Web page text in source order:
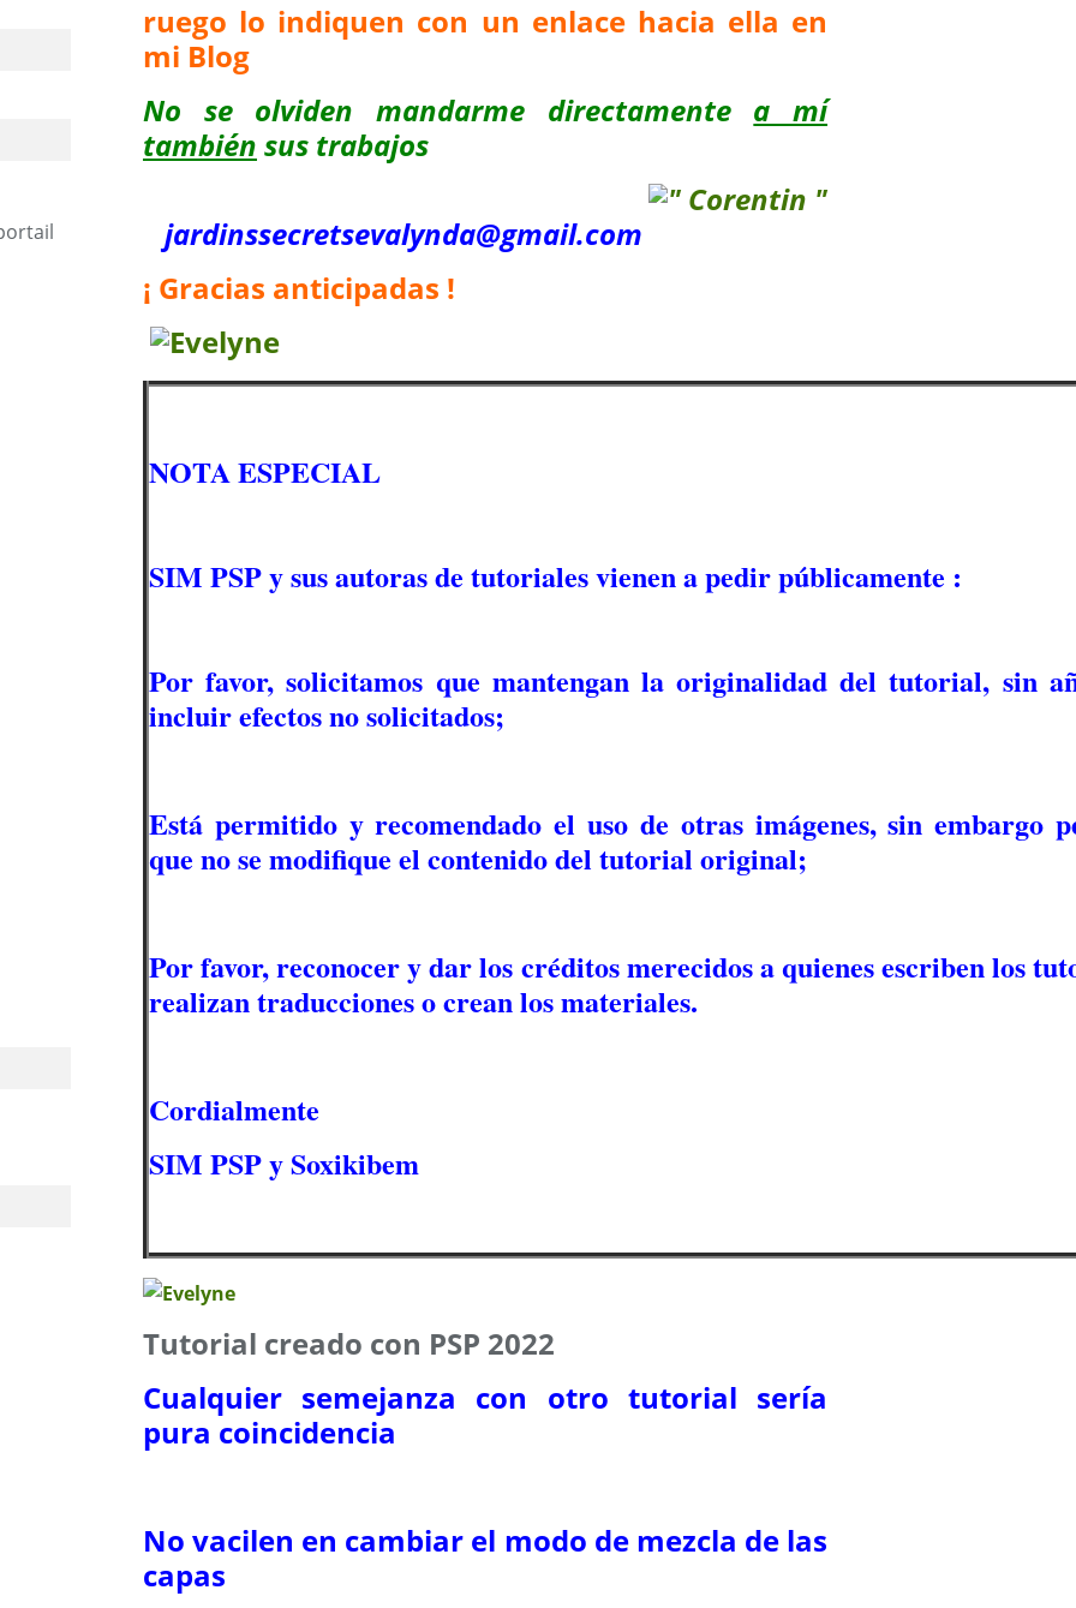
ruego lo indiquen con un enlace hacia ella en
mi Blog
No se olviden mandarme directamente a mí
también sus trabajos
jardinssecretsevalynda@gmail.com
¡ Gracias anticipadas !
NOTA ESPECIAL
SIM PSP y sus autoras de tutoriales vienen a pedir públicamente :
Por favor, solicitamos que mantengan la originalidad del tutorial, sin
incluir efectos no solicitados;
Está permitido y recomendado el uso de otras imágenes, sin embargo
que no se modifique el contenido del tutorial original;
Por favor, reconocer y dar los créditos merecidos a quienes escriben los
realizan traducciones o crean los materiales.
Cordialmente
SIM PSP y Soxikibem
Tutorial creado con PSP 2022
Cualquier semejanza con otro tutorial sería
pura coincidencia
No vacilen en cambiar el modo de mezcla de las
capas